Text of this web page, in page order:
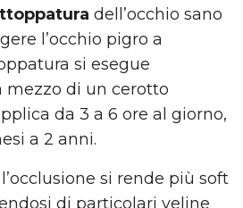
dell’occhio sano
l’occhio pigro a
si esegue
mezzo di un cerotto
da 3 a 6 ore al giorno,
a 2 anni.
si rende più soft
di particolari veline